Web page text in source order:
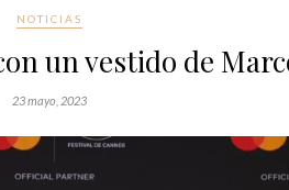
NOTICIAS
un vestido de
23 mayo, 2023